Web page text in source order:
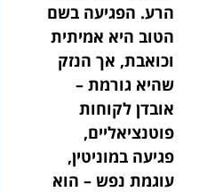
הרע. הפגיעה בשם
הטוב היא אמיתית
וכואבת, אך הנזק
שהיא גורמת –
אובדן לקוחות
פוטנציאליים,
פגיעה במוניטין,
עוגמת נפש – הוא